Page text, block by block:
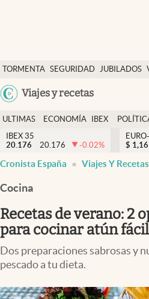
TORMENTA SEGURIDAD JUBILADOS
Viajes y recetas
Economía y finanzas
Política
Actualidad
Criptomonedas
España
ULTIMAS
NOTICIAS
ECONOMÍA
FINANZAS
IBEX
EURO
IBEX 35
20.176
20.176 -0.02%
$ 1,16
Cronista España Viajes Y Recetas
Cocina
Recetas de verano: 2
para cocinar atún
Dos preparaciones sabrosas y
pescado a tu dieta.